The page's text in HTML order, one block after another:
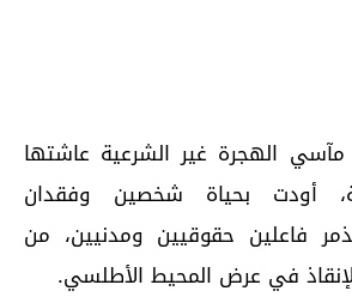
الهجرة غير الشرعية عاشتها
أودت بحياة شخصين وفقدان
فاعلين حقوقيين ومدنيين، من
في عرض المحيط الأطلسي.